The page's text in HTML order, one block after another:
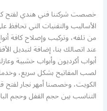
خصصت شركتنا فني هندي لفتح
الأساليب والتقنيات التي تحافظ
من تلفه، وتركيب وإصلاح كافة
عند اتصالك بنا، إضافة لتبديل
أبواب أكرديون وأبواب خشبية
لصب المفاتيح بشكل سريع،
الكويت، وخصصنا أمهر نجار لفتح
التناسب بين حجم القفل وحجم